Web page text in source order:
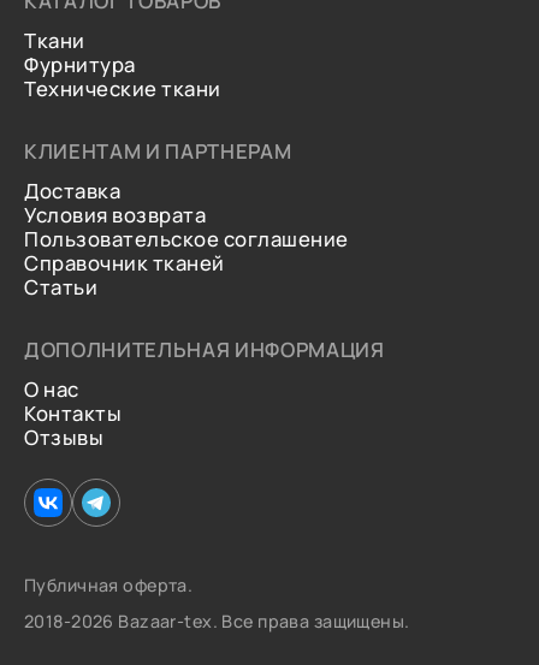
Ткани
Фурнитура
Технические ткани
КЛИЕНТАМ И ПАРТНЕРАМ
Доставка
Условия возврата
Пользовательское соглашение
Справочник тканей
Статьи
ДОПОЛНИТЕЛЬНАЯ ИНФОРМАЦИЯ
О нас
Контакты
Отзывы
Публичная оферта.
2018-2026 Bazaar-tex. Все права защищены.